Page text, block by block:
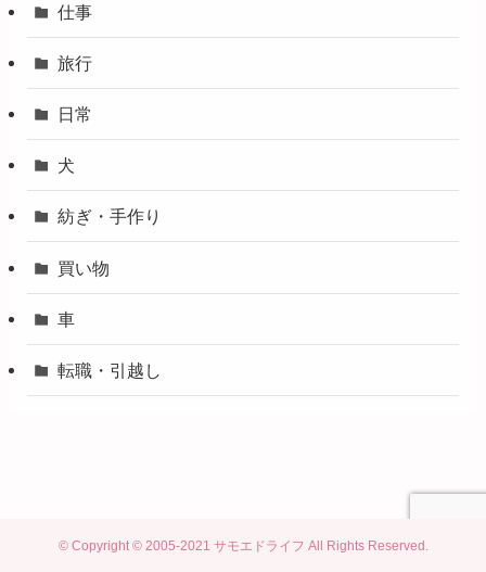
仕事
旅行
日常
犬
紡ぎ・手作り
買い物
車
転職・引越し
©Copyright © 2005-2021 サモエドライフ All Rights Reserved.